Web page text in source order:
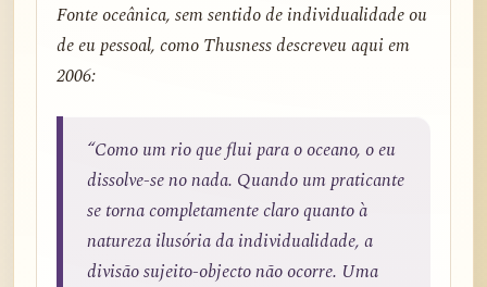
Fonte oceânica, sem sentido de individualidade ou
de eu pessoal, como Thusness descreveu aqui em
2006:
“Como um rio que flui para o oceano, o eu
dissolve-se no nada. Quando um praticante
se torna completamente claro quanto à
natureza ilusória da individualidade, a
divisão sujeito-objecto não ocorre. Uma